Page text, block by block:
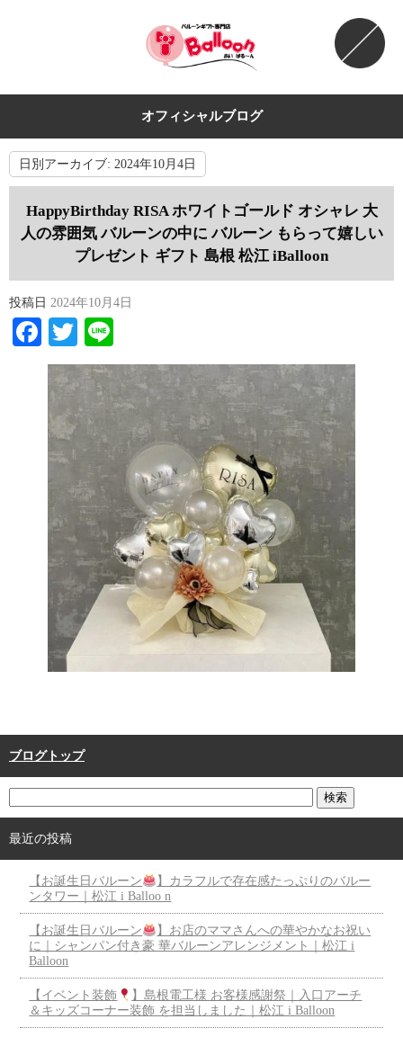
オフィシャルブログ
日別アーカイブ: 2024年10月4日
HappyBirthday RISA ホワイトゴールド オシャレ 大
人の雰囲気 バルーンの中に バルーン もらって嬉しい
プレゼント ギフト 島根 松江 iBalloon
投稿日 2024年10月4日
Facebook
Twitter
ブログトップ
最近の投稿
【お誕生日バルーン
】カラフルで存在感たっぷりのバルー
ンタワー｜松江 i Balloo n
【お誕生日バルーン
】お店のママさんへの華やかなお祝い
に｜シャンパン付き豪 華バルーンアレンジメント｜松江 i
Balloon
【イベント装飾
】島根電工様 お客様感謝祭｜入口アーチ
＆キッズコーナー装飾 を担当しました｜松江 i Balloon